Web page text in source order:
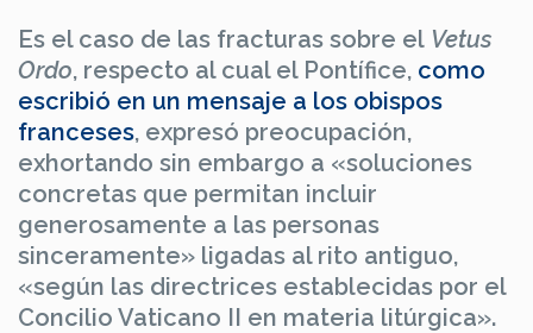
Es el caso de las fracturas sobre el Vetus
Ordo, respecto al cual el Pontífice, como
escribió en un mensaje a los obispos
franceses, expresó preocupación,
exhortando sin embargo a «soluciones
concretas que permitan incluir
generosamente a las personas
sinceramente» ligadas al rito antiguo,
«según las directrices establecidas por el
Concilio Vaticano II en materia litúrgica».